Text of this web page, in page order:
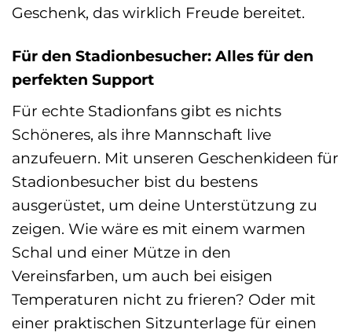
Geschenk, das wirklich Freude bereitet.
Für den Stadionbesucher: Alles für den
perfekten Support
Für echte Stadionfans gibt es nichts
Schöneres, als ihre Mannschaft live
anzufeuern. Mit unseren Geschenkideen für
Stadionbesucher bist du bestens
ausgerüstet, um deine Unterstützung zu
zeigen. Wie wäre es mit einem warmen
Schal und einer Mütze in den
Vereinsfarben, um auch bei eisigen
Temperaturen nicht zu frieren? Oder mit
einer praktischen Sitzunterlage für einen